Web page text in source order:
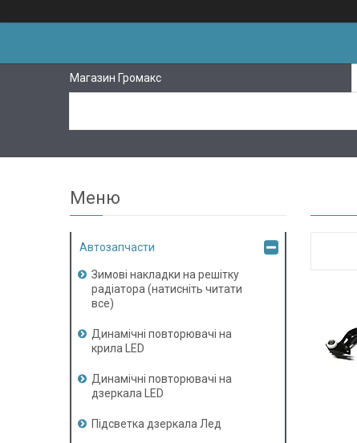
Магазин Громакс
Автозапчасти
Зимові накладки на решітку
радіатора (натисніть читати
все)
Динамічні повторювачі на
крила LED
Динамічні повторювачі на
дзеркала LED
Підсветка дзеркала Лед